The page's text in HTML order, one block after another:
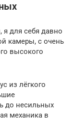
я для себя давно
камеры, с очень
высокого
из лёгкого
до несильных
механика в